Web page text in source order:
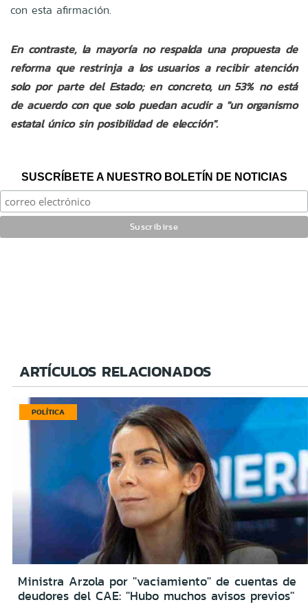
con esta afirmación.
En contraste, la mayoría no respalda una propuesta de
reforma que restrinja a los usuarios a recibir atención
solo por parte del Estado; en concreto, un 53% no está
de acuerdo con que solo puedan acudir a "un organismo
estatal único sin posibilidad de elección".
SUSCRÍBETE A NUESTRO BOLETÍN DE NOTICIAS
ARTÍCULOS RELACIONADOS
POLÍTICA
Ministra Arzola por ''vaciamiento'' de cuentas de
deudores del CAE: ''Hubo muchos avisos previos''